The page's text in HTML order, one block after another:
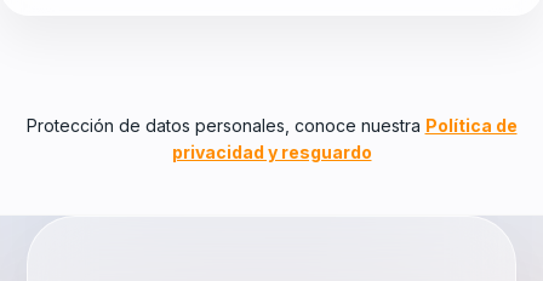
Protección de datos personales, conoce nuestra Política de
privacidad y resguardo